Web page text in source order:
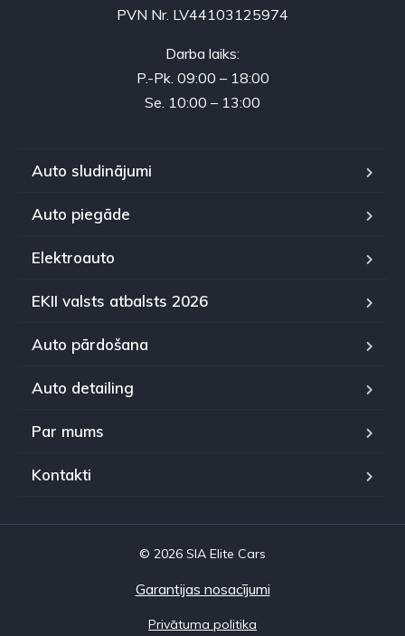
PVN Nr. LV44103125974
Darba laiks:
P.-Pk. 09:00 – 18:00
Se. 10:00 – 13:00
Auto sludinājumi
Auto piegāde
Elektroauto
EKII valsts atbalsts 2026
Auto pārdošana
Auto detailing
Par mums
Kontakti
© 2026 SIA Elite Cars
Garantijas nosacījumi
Privātuma politika